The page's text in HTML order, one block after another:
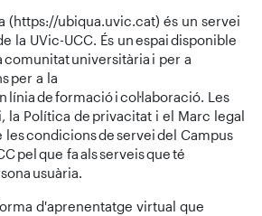
(https://ubiqua.uvic.cat) és un servei
la UVic-UCC. És un espai disponible
comunitat universitària i per a
per a la
línia de formació i col·laboració. Les
la Política de privacitat i el Marc legal
les condicions de servei del Campus
pel que fa als serveis que té
usuària.
d'aprenentatge virtual que